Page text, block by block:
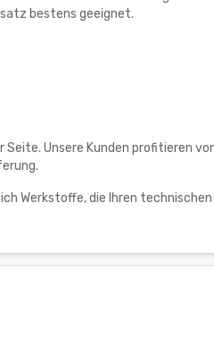
bestens geeignet.
Unsere Kunden profitieren
Werkstoffe, die Ihren